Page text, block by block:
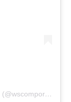
Um post compartilhado por Portal WSCOM (@wscomportal)